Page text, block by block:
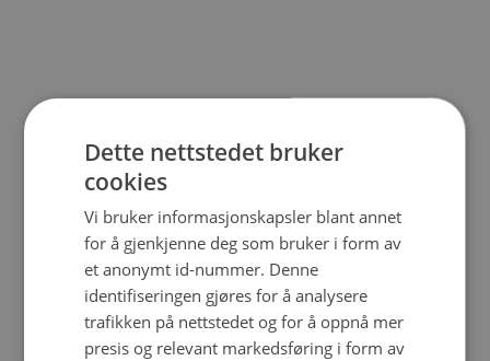
Dette nettstedet bruker
cookies
Vi bruker informasjonskapsler blant annet
for å gjenkjenne deg som bruker i form av
et anonymt id-nummer. Denne
identifiseringen gjøres for å analysere
trafikken på nettstedet og for å oppnå mer
presis og relevant markedsføring i form av